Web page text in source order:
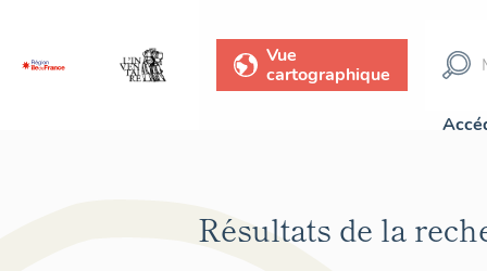
Vue
cartographique
Résultats de la